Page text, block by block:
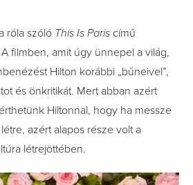
róla szóló This Is Paris című
filmben, amit úgy ünnepel a világ,
Hilton korábbi „bűneivel”,
és önkritikát. Mert abban azért
Hiltonnal, hogy ha messze
azért alapos része volt a
létrejöttében.